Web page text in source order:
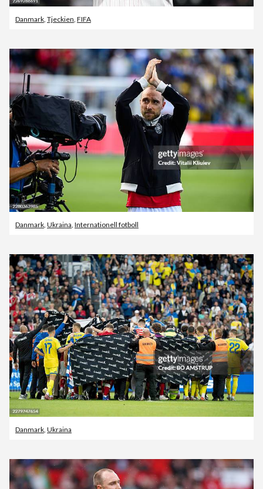
Danmark, Tjeckien, FIFA
Danmark Ukraina Internationell fotboll
Danmark, Ukraina